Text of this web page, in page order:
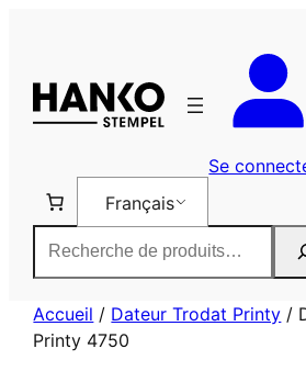
Se
Français
Accueil / Dateur Trodat Printy /
Printy 4750